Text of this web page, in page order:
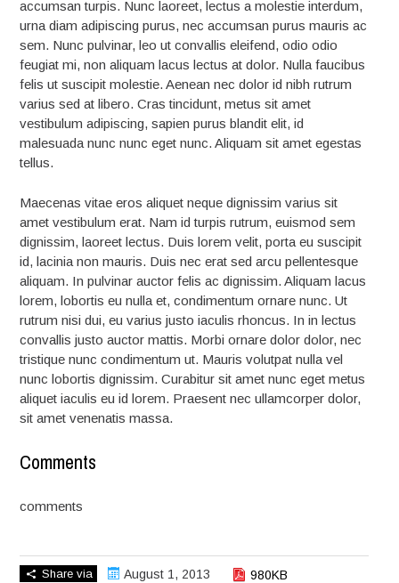
accumsan turpis. Nunc laoreet, lectus a molestie interdum,
urna diam adipiscing purus, nec accumsan purus mauris ac
sem. Nunc pulvinar, leo ut convallis eleifend, odio odio
feugiat mi, non aliquam lacus lectus at dolor. Nulla faucibus
felis ut suscipit molestie. Aenean nec dolor id nibh rutrum
varius sed at libero. Cras tincidunt, metus sit amet
vestibulum adipiscing, sapien purus blandit elit, id
malesuada nunc nunc eget nunc. Aliquam sit amet egestas
tellus.
Maecenas vitae eros aliquet neque dignissim varius sit
amet vestibulum erat. Nam id turpis rutrum, euismod sem
dignissim, laoreet lectus. Duis lorem velit, porta eu suscipit
id, lacinia non mauris. Duis nec erat sed arcu pellentesque
aliquam. In pulvinar auctor felis ac dignissim. Aliquam lacus
lorem, lobortis eu nulla et, condimentum ornare nunc. Ut
rutrum nisi dui, eu varius justo iaculis rhoncus. In in lectus
convallis justo auctor mattis. Morbi ornare dolor dolor, nec
tristique nunc condimentum ut. Mauris volutpat nulla vel
nunc lobortis dignissim. Curabitur sit amet nunc eget metus
aliquet iaculis eu id lorem. Praesent nec ullamcorper dolor,
sit amet venenatis massa.
Comments
comments
Share via August 1, 2013
980KB